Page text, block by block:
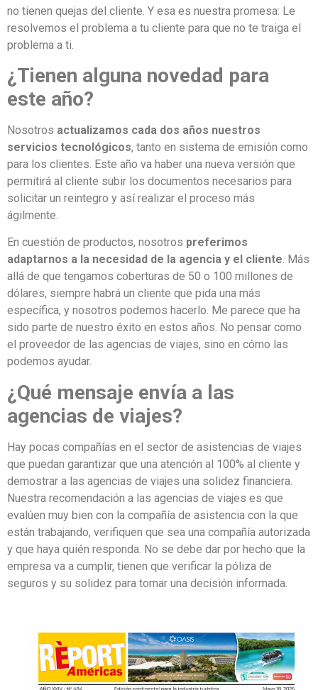
no tienen quejas del cliente. Y esa es nuestra promesa: Le
resolvemos el problema a tu cliente para que no te traiga el
problema a ti.
¿Tienen alguna novedad para
este año?
Nosotros actualizamos cada dos años nuestros
servicios tecnológicos, tanto en sistema de emisión como
para los clientes. Este año va haber una nueva versión que
permitirá al cliente subir los documentos necesarios para
solicitar un reintegro y así realizar el proceso más
ágilmente.
En cuestión de productos, nosotros preferimos
adaptarnos a la necesidad de la agencia y el cliente. Más
allá de que tengamos coberturas de 50 o 100 millones de
dólares, siempre habrá un cliente que pida una más
específica, y nosotros podemos hacerlo. Me parece que ha
sido parte de nuestro éxito en estos años. No pensar como
el proveedor de las agencias de viajes, sino en cómo las
podemos ayudar.
¿Qué mensaje envía a las
agencias de viajes?
Hay pocas compañías en el sector de asistencias de viajes
que puedan garantizar que una atención al 100% al cliente y
demostrar a las agencias de viajes una solidez financiera.
Nuestra recomendación a las agencias de viajes es que
evalúen muy bien con la compañía de asistencia con la que
están trabajando, verifiquen que sea una compañía autorizada
y que haya quién responda. No se debe dar por hecho que la
empresa va a cumplir, tienen que verificar la póliza de
seguros y su solidez para tomar una decisión informada.